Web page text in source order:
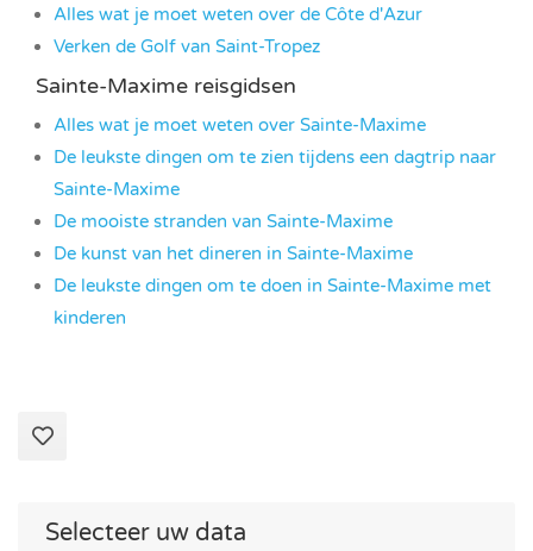
Alles wat je moet weten over de Côte d'Azur
Verken de Golf van Saint-Tropez
Sainte-Maxime reisgidsen
Alles wat je moet weten over Sainte-Maxime
De leukste dingen om te zien tijdens een dagtrip naar
Sainte-Maxime
De mooiste stranden van Sainte-Maxime
De kunst van het dineren in Sainte-Maxime
De leukste dingen om te doen in Sainte-Maxime met
kinderen
Selecteer uw data